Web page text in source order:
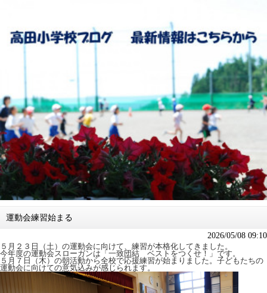
運動会練習始まる
2026/05/08 09:10
５月２３日（土）の運動会に向けて、練習が本格化してきました。
今年度の運動会スローガンは「一致団結 ベストをつくせ！」です。
５月７日（木）の朝活動から全校で応援練習が始まりました。 子どもたちの
運動会に向けての意気込みが感じられます。